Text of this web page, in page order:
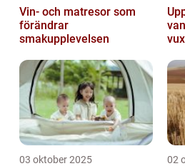
Vin- och matresor som
förändrar
smakupplevelsen
03 oktober 2025 02